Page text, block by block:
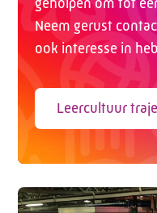
geholpen om tot
Neem gerust
ook interesse in
Leercultuur